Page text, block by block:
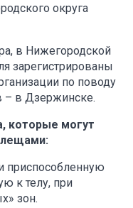
округа
в Нижегородской
зарегистрированы
по поводу
– в Дзержинске.
которые могут
приспособленную
к телу, при
зон.